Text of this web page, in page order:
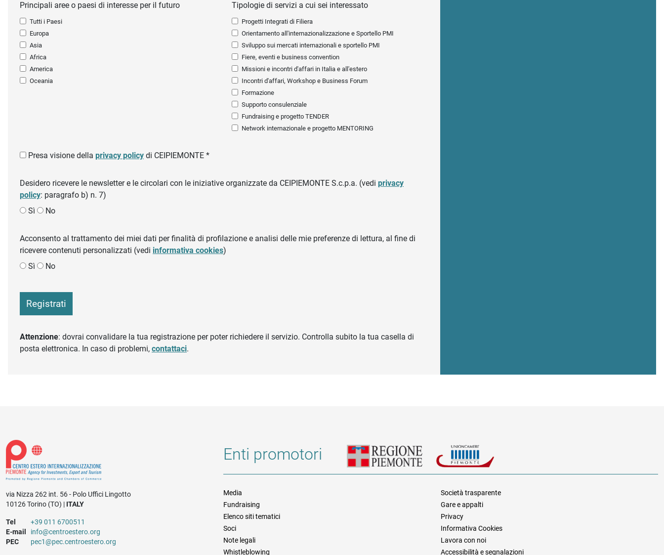
Principali aree o paesi di interesse per il futuro
Tutti i Paesi
Europa
Asia
Africa
America
Oceania
Tipologie di servizi a cui sei interessato
Progetti Integrati di Filiera
Orientamento all'internazionalizzazione e Sportello PMI
Sviluppo sui mercati internazionali e sportello PMI
Fiere, eventi e business convention
Missioni e incontri d'affari in Italia e all'estero
Incontri d'affari, Workshop e Business Forum
Formazione
Supporto consulenziale
Fundraising e progetto TENDER
Network internazionale e progetto MENTORING
Presa visione della privacy policy di CEIPIEMONTE *
Desidero ricevere le newsletter e le circolari con le iniziative organizzate da CEIPIEMONTE S.c.p.a. (vedi privacy
policy: paragrafo b) n. 7)
Sì
No
Acconsento al trattamento dei miei dati per finalità di profilazione e analisi delle mie preferenze di lettura, al fine di
ricevere contenuti personalizzati (vedi informativa cookies)
Sì
No
Registrati
Attenzione: dovrai convalidare la tua registrazione per poter richiedere il servizio. Controlla subito la tua casella di
posta elettronica. In caso di problemi, contattaci.
via Nizza 262 int. 56 - Polo Uffici Lingotto
10126 Torino (TO) | ITALY
Tel
+39 011 6700511
E-mail
info@centroestero.org
PEC
pec1@pec.centroestero.org
Enti promotori
Informazioni legali e trasparenza
Media
Società trasparente
Fundraising
Gare e appalti
Elenco siti tematici
Privacy
Soci
Informativa Cookies
Note legali
Lavora con noi
Whistleblowing
Accessibilità e segnalazioni